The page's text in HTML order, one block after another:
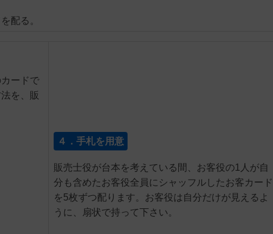
配る。
ードで
を、販
４．手札を用意
販売士役が台本を考えている間、お客役の1人が自
分も含めたお客役全員にシャッフルしたお客カード
を5枚ずつ配ります。お客役は自分だけが見えるよ
うに、扇状で持って下さい。